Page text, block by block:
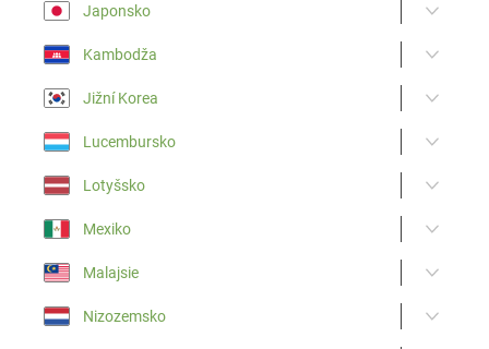
Japonsko
Kambodža
Jižní Korea
Lucembursko
Lotyšsko
Mexiko
Malajsie
Nizozemsko